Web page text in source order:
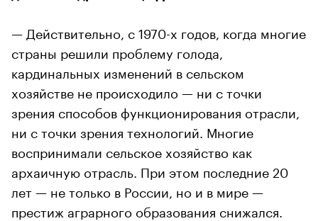
— Действительно, с 1970-х годов, когда многие
страны решили проблему голода,
кардинальных изменений в сельском
хозяйстве не происходило — ни с точки
зрения способов функционирования отрасли,
ни с точки зрения технологий. Многие
воспринимали сельское хозяйство как
архаичную отрасль. При этом последние 20
лет — не только в России, но и в мире —
престиж аграрного образования снижался.